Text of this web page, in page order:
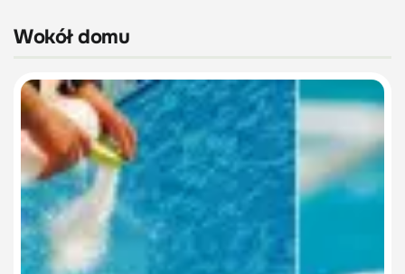
Wokół domu